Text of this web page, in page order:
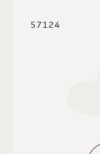
57124